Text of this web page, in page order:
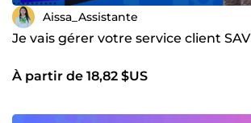
Aissa_Assistante
Je vais gérer votre service client SAV
À partir de 18,82 $US